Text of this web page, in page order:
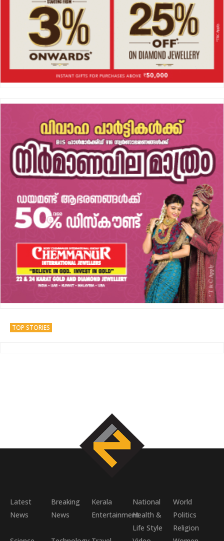
TOP STORIES
Latest
News
Breaking
News
Kerala National
World
EntertainmentHealth &
Life Style
Politics
Religion